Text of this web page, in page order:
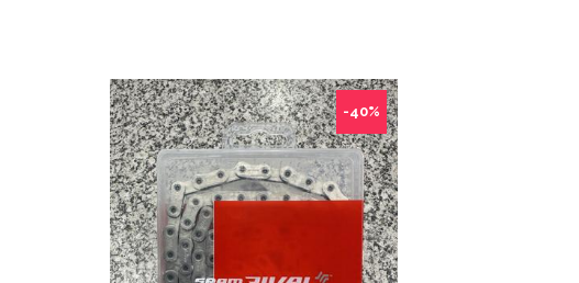
-40%